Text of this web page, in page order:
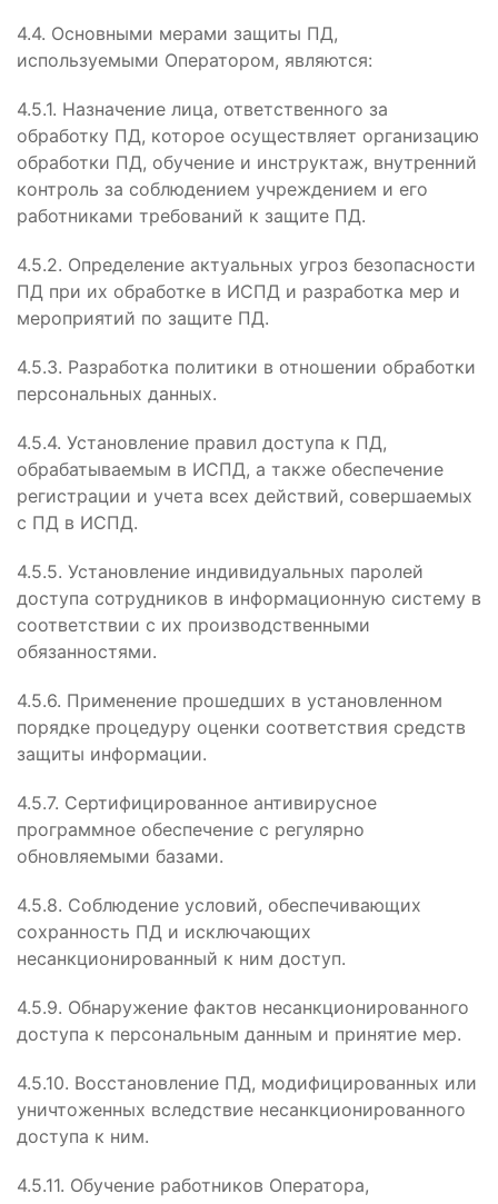
4.4. Основными мерами защиты ПД,
используемыми Оператором, являются:
4.5.1. Назначение лица, ответственного за
обработку ПД, которое осуществляет организацию
обработки ПД, обучение и инструктаж, внутренний
контроль за соблюдением учреждением и его
работниками требований к защите ПД.
4.5.2. Определение актуальных угроз безопасности
ПД при их обработке в ИСПД и разработка мер и
мероприятий по защите ПД.
4.5.3. Разработка политики в отношении обработки
персональных данных.
4.5.4. Установление правил доступа к ПД,
обрабатываемым в ИСПД, а также обеспечение
регистрации и учета всех действий, совершаемых
с ПД в ИСПД.
4.5.5. Установление индивидуальных паролей
доступа сотрудников в информационную систему в
соответствии с их производственными
обязанностями.
4.5.6. Применение прошедших в установленном
порядке процедуру оценки соответствия средств
защиты информации.
4.5.7. Сертифицированное антивирусное
программное обеспечение с регулярно
обновляемыми базами.
4.5.8. Соблюдение условий, обеспечивающих
сохранность ПД и исключающих
несанкционированный к ним доступ.
4.5.9. Обнаружение фактов несанкционированного
доступа к персональным данным и принятие мер.
4.5.10. Восстановление ПД, модифицированных или
уничтоженных вследствие несанкционированного
доступа к ним.
4.5.11. Обучение работников Оператора,